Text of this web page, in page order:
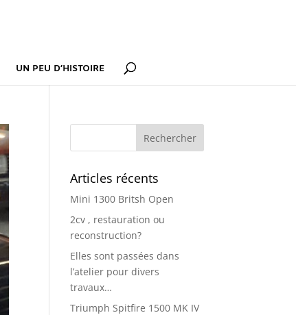
UN PEU D’HISTOIRE
Articles récents
Mini 1300 Britsh Open
2cv , restauration ou
reconstruction?
Elles sont passées dans
l’atelier pour divers
travaux…
Triumph Spitfire 1500 MK IV